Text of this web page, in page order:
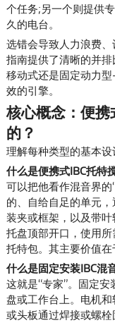
个任务;另一个则提供
久的电台。
选错会导致人力浪费
指南提供了清晰的并
移动式还是固定动力
效的引擎。
核心概念：便
的？
理解每种类型的基本设
什么是便携式IBC托特
可以把他看作混音界
的、自给自足的单元
装夹或框架，以及带
托盘顶部开口，使用
托特包。其主要价值在
什么是固定安装IBC混
这就是“专家”。固定
盘或工作台上。电机
或头板通过焊接或螺